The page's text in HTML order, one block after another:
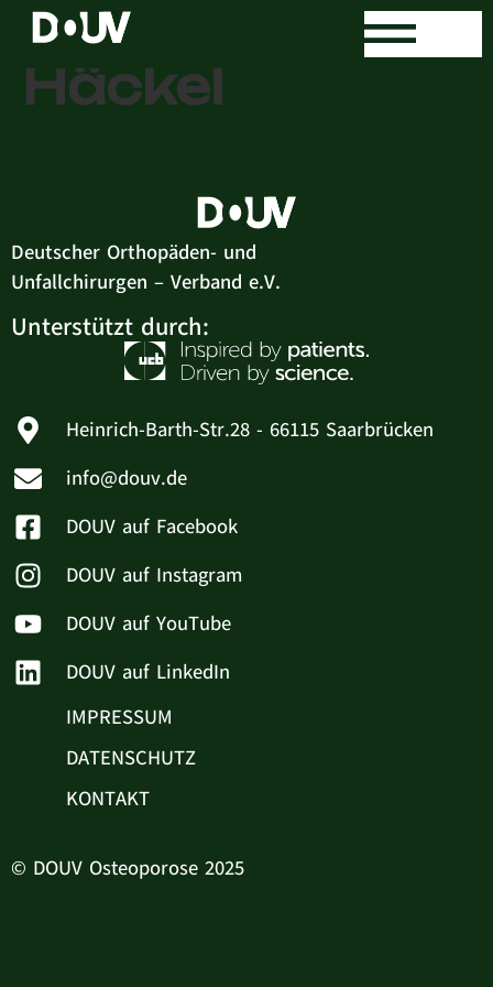
Dr. med. Birger
Häckel
Deutscher Orthopäden- und
Unfallchirurgen – Verband e.V.
Unterstützt durch:
Heinrich-Barth-Str.28 - 66115 Saarbrücken
info@douv.de
DOUV auf Facebook
DOUV auf Instagram
DOUV auf YouTube
DOUV auf LinkedIn
IMPRESSUM
DATENSCHUTZ
KONTAKT
© DOUV Osteoporose 2025